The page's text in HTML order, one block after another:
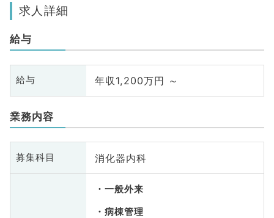
求人詳細
給与
給与 年収1,200万円 ～
業務内容
募集科目 消化器内科
一般外来
病棟管理